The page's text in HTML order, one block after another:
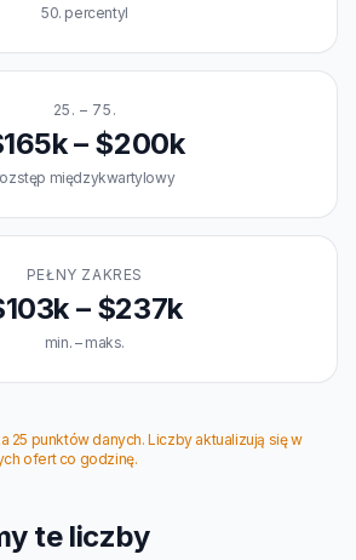
50. percentyl
25. – 75.
– $200k
międzykwartylowy
PEŁNY ZAKRES
– $237k
min. – maks.
25 punktów danych. Liczby aktualizują się w
ofert co godzinę.
te liczby